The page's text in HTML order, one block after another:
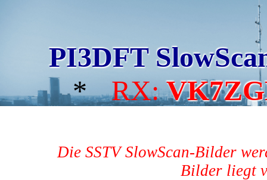
PI3DFT
*RX:
Die SSTV SlowScan-Bilder
Bilder liegt